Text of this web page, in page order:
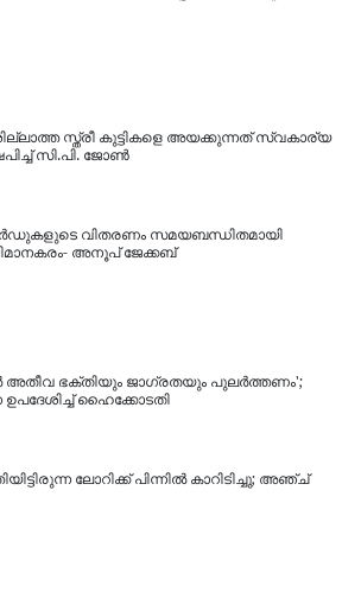
സ്ത്രീ കുട്ടികളെ അയക്കുന്നത് സ്വകാര്യ
സി.പി. ജോൺ
വിതരണം സമയബന്ധിതമായി
അനൂപ് ജേക്കബ്
അതീവ ഭക്തിയും ജാഗ്രതയും പുലര്‍ത്തണം';
ഹൈക്കോടതി
ലോറിക്ക് പിന്നിൽ കാറിടിച്ചു; അഞ്ച്